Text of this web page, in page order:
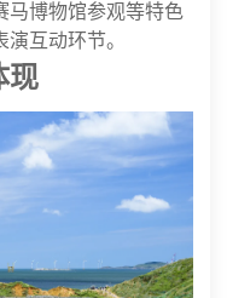
马博物馆参观等特色
互动环节。
现